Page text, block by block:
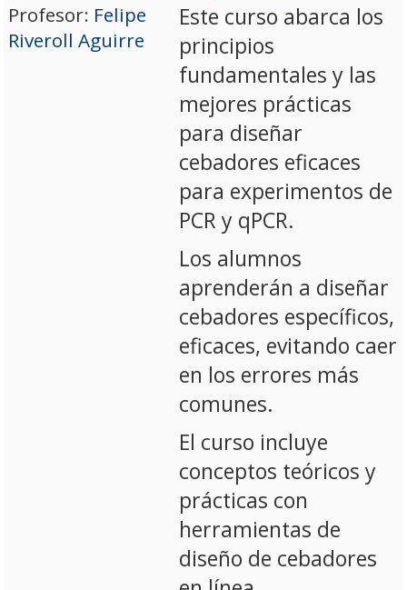
Este curso abarca los
principios
fundamentales y las
mejores prácticas
para diseñar
cebadores eficaces
para experimentos de
PCR y qPCR.
Los alumnos
aprenderán a diseñar
cebadores específicos,
eficaces, evitando caer
en los errores más
comunes.
El curso incluye
conceptos teóricos y
prácticas con
herramientas de
diseño de cebadores
Profesor: Felipe
Riveroll Aguirre